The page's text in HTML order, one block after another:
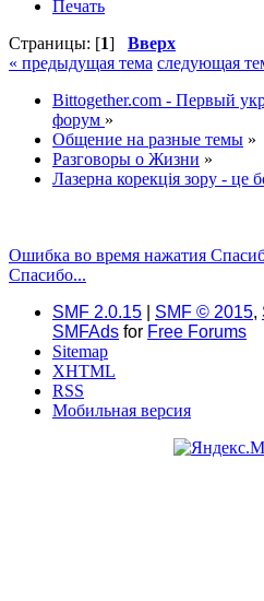
Печать
Страницы: [1] Вверх
« предыдущая тема следующая
Bittogether.com - Первый
форум »
Общение на разные темы »
Разговоры о Жизни »
Лазерна корекція зору - це
Ошибка во время нажатия
Спасибо...
SMF 2.0.15
SMF © 2015,
SMFAds for Free Forums
Sitemap
XHTML
RSS
Мобильная версия